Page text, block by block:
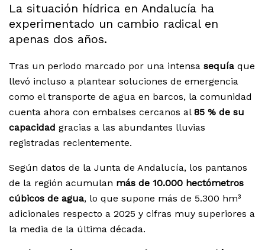
La situación hídrica en Andalucía ha
experimentado un cambio radical en
apenas dos años.
Tras un periodo marcado por una intensa sequía que
llevó incluso a plantear soluciones de emergencia
como el transporte de agua en barcos, la comunidad
cuenta ahora con embalses cercanos al 85 % de su
capacidad gracias a las abundantes lluvias
registradas recientemente.
Según datos de la Junta de Andalucía, los pantanos
de la región acumulan más de 10.000 hectómetros
cúbicos de agua, lo que supone más de 5.300 hm³
adicionales respecto a 2025 y cifras muy superiores a
la media de la última década.